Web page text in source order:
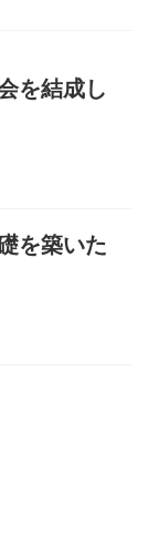
を結成し
を築いた